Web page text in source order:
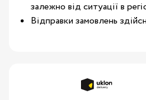
залежно від ситуації в
Відправки замовлень